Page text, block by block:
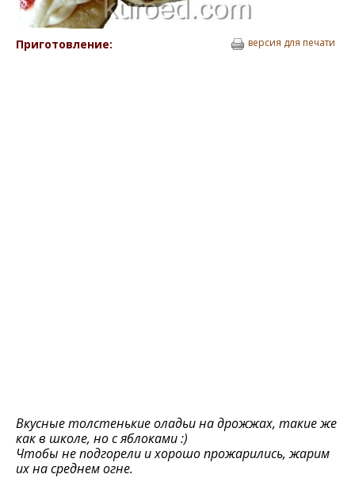
Приготовление: версия для печати
Вкусные толстенькие оладьи на дрожжах, такие же
как в школе, но с яблоками :)
Чтобы не подгорели и хорошо прожарились, жарим
их на среднем огне.